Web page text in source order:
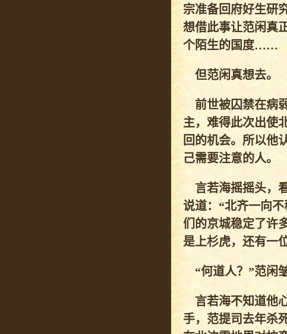
宗准备回府好生研
想借此事让范闲真
个陌生的国度……
但范闲真想去。
前世被囚禁在病
主，难得此次出使
回的机会。所以他
己需要注意的人。
言若海摇摇头，
说道：“北齐一向
们的京城稳定了许
是上杉虎，还有一
“何道人？”范闲
言若海不知道他
手，范提司去年杀